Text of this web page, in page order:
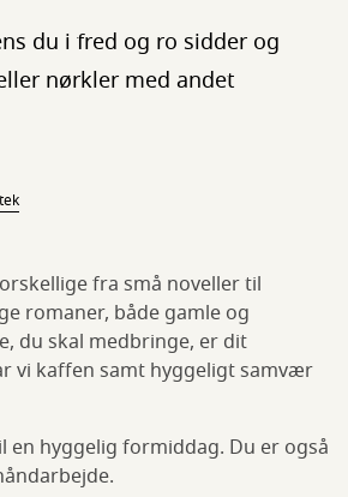
du i fred og ro sidder og
nørkler med andet
fra små noveller til
romaner, både gamle og
du skal medbringe, er dit
vi kaffen samt hyggeligt samvær
en hyggelig formiddag. Du er også